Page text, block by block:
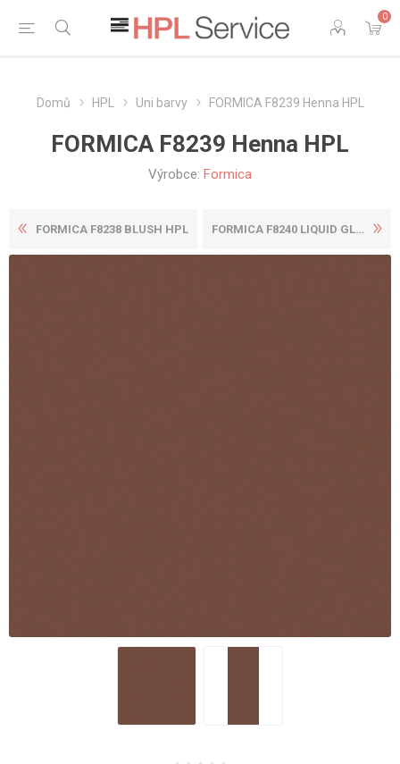
0
Domů HPL Uni barvy FORMICA F8239 Henna HPL
FORMICA F8239 Henna HPL
Výrobce: Formica
FORMICA F8238 BLUSH HPL FORMICA F8240 LIQUID GLASS ...